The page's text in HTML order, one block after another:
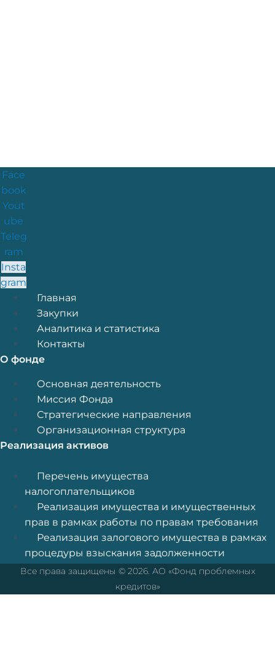
Face
book
Yout
ube
Teleg
ram
Insta
gram
Меню
Главная
Закупки
Аналитика и статистика
Контакты
О фонде
Меню
Основная деятельность
Миссия Фонда
Стратегические направления
Организационная структура
Реализация активов
Меню
Перечень имущества
налогоплательщиков
Реализация имущества и имущественных
прав в рамках работы по правам требования
Реализация залогового имущества в рамках
процедуры взыскания задолженности
Все права защищены © 2026. АО «Фонд проблемных
кредитов»